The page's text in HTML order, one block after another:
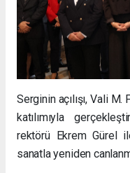
Serginin açılışı, Vali M.
katılımıyla
rektörü Ekrem Gürel
sanatla yeniden